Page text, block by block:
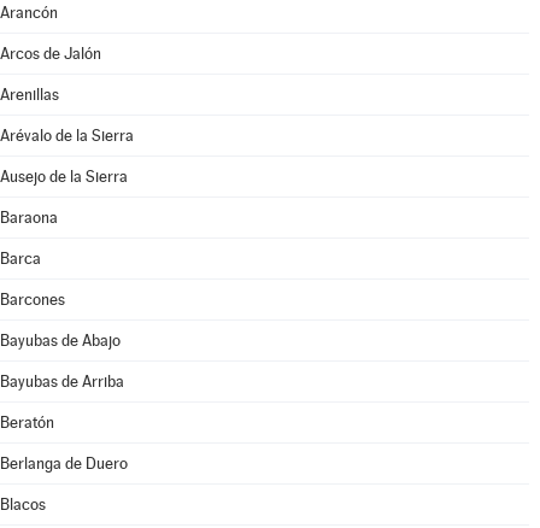
Arancón
Arcos de Jalón
Arenillas
Arévalo de la Sierra
Ausejo de la Sierra
Baraona
Barca
Barcones
Bayubas de Abajo
Bayubas de Arriba
Beratón
Berlanga de Duero
Blacos